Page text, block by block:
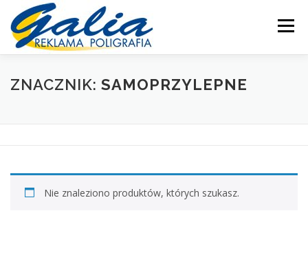
Przejdź
do
treści
Menu
OFERTA PRODUKTY SKLEP DRUKARNIA
ZNACZNIK: SAMOPRZYLEPNE
Nie znaleziono produktów, których szukasz.